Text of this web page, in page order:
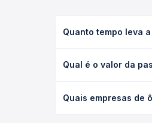
Quanto tempo leva
executivo ou leito) e
Qual é o valor da
tipo de poltrona e a
Quais empresas de